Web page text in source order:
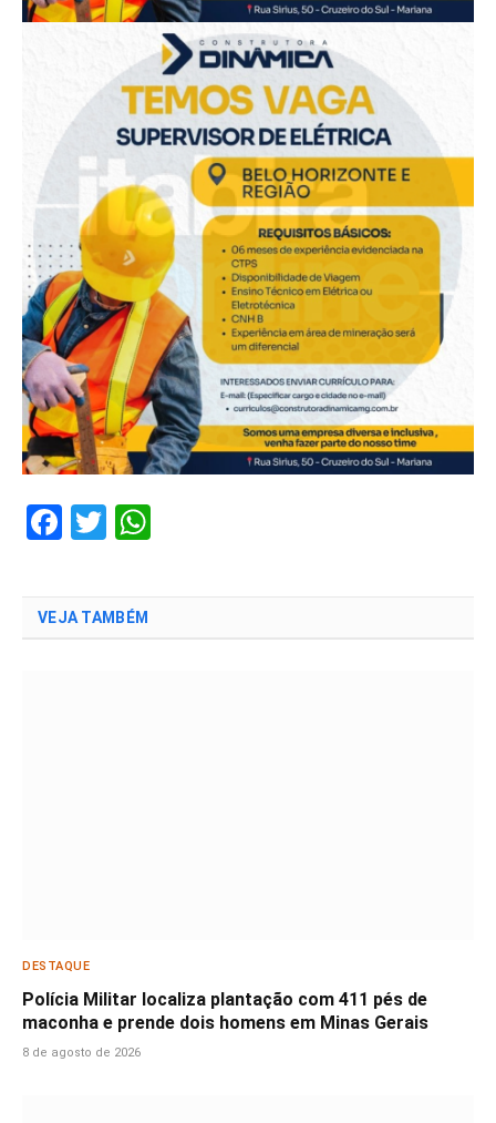
Facebook
Twitter
VEJA TAMBÉM
DESTAQUE
Polícia Militar localiza plantação com 411 pés de
maconha e prende dois homens em Minas Gerais
8 de agosto de 2026